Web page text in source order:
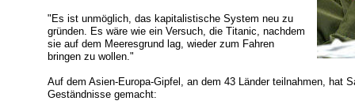
"Es ist unmöglich, das kapitalistische System neu zu
gründen. Es wäre wie ein Versuch, die Titanic, nachdem
sie auf dem Meeresgrund lag, wieder zum Fahren
bringen zu wollen."
Auf dem Asien-Europa-Gipfel, an dem 43 Länder teilnahmen, hat
Geständnisse gemacht: